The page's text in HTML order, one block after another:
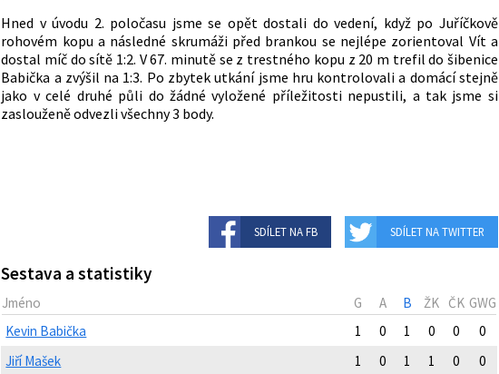
Hned v úvodu 2. poločasu jsme se opět dostali do vedení, když po Juříčkově
rohovém kopu a následné skrumáži před brankou se nejlépe zorientoval Vít a
dostal míč do sítě 1:2. V 67. minutě se z trestného kopu z 20 m trefil do šibenice
Babička a zvýšil na 1:3. Po zbytek utkání jsme hru kontrolovali a domácí stejně
jako v celé druhé půli do žádné vyložené příležitosti nepustili, a tak jsme si
zaslouženě odvezli všechny 3 body.
SDÍLET NA FB SDÍLET NA TWITTER
Sestava a statistiky
Jméno G A B ŽK ČK GWG
Kevin Babička
1 0 1 0 0
0
Jiří Mašek
1 0 1 1 0
0